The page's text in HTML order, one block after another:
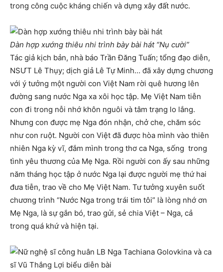
trong công cuộc kháng chiến và dựng xây đất nước.
Dàn hợp xướng thiêu nhi trình bày bài hát “Nụ cười”
Tác giả kịch bản, nhà báo Trần Đăng Tuấn; tổng đạo diễn,
NSƯT Lê Thụy; dịch giả Lê Tự Minh… đã xây dựng chương
với ý tưởng một người con Việt Nam rời quê hương lên
đường sang nước Nga xa xôi học tập. Mẹ Việt Nam tiễn
con đi trong nỗi nhớ khôn nguôi và tâm trạng lo lắng.
Nhưng con được mẹ Nga đón nhận, chở che, chăm sóc
như con ruột. Người con Việt đã được hòa mình vào thiên
nhiên Nga kỳ vĩ, đắm mình trong thơ ca Nga, sống trong
tình yêu thương của Mẹ Nga. Rồi người con ấy sau những
năm tháng học tập ở nước Nga lại được người mẹ thứ hai
đưa tiễn, trao về cho Mẹ Việt Nam. Tư tưởng xuyên suốt
chương trình “Nước Nga trong trái tim tôi” là lòng nhớ ơn
Mẹ Nga, là sự gắn bó, trao gửi, sẻ chia Việt – Nga, cả
trong quá khứ và hiện tại.